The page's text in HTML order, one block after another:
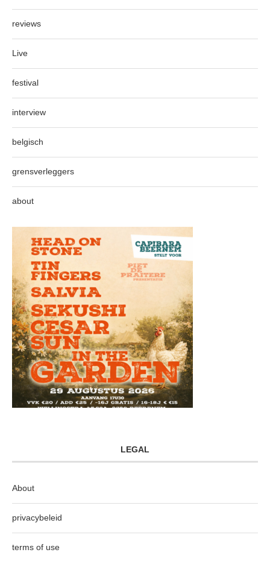
reviews
Live
festival
interview
belgisch
grensverleggers
about
LEGAL
About
privacybeleid
terms of use